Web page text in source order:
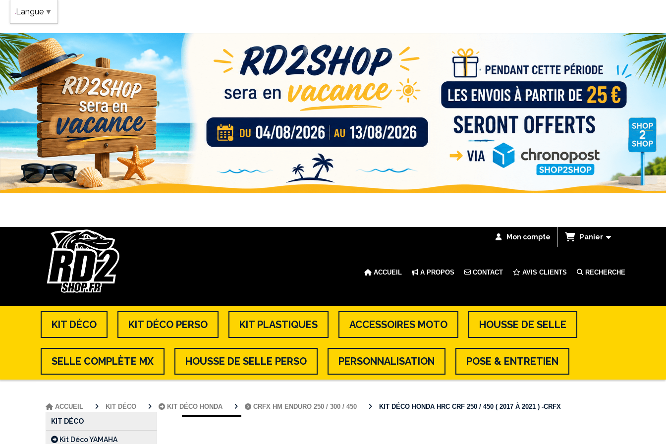
Bandeau
Vacances
Mon compte Panier
ACCUEIL A PROPOS CONTACT AVIS CLIENTS RECHERCHE
KIT DÉCO KIT DÉCO PERSO KIT PLASTIQUES ACCESSOIRES MOTO HOUSSE DE SELLE
SELLE COMPLÈTE MX HOUSSE DE SELLE PERSO PERSONNALISATION POSE & ENTRETIEN
KIT DÉCO
Kit Déco YAMAHA
ACCUEIL KIT DÉCO KIT DÉCO HONDA CRFX HM ENDURO 250 / 300 / 450 KIT DÉCO HONDA HRC CRF 250 / 450 ( 2017 À 2021 ) -CRFX
Langue ▼